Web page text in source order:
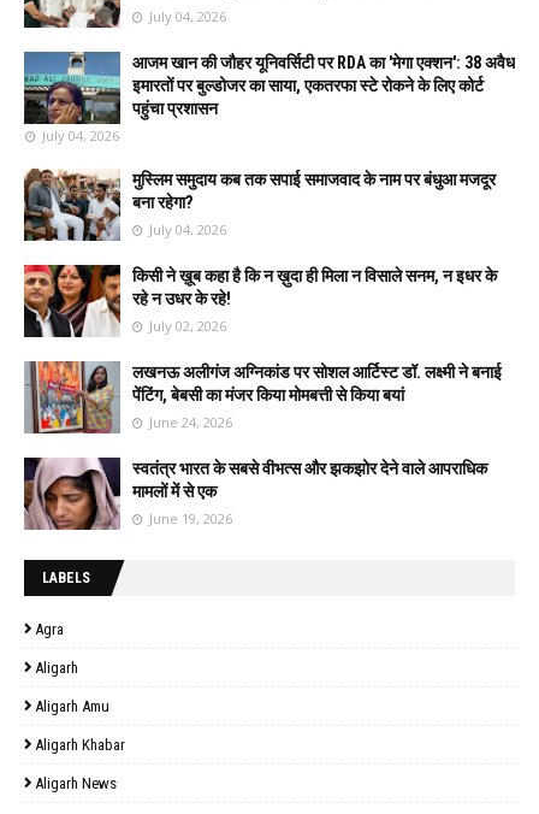
July 04, 2026
आजम खान की जौहर यूनिवर्सिटी पर RDA का 'मेगा एक्शन': 38 अवैध
इमारतों पर बुल्डोजर का साया, एकतरफा स्टे रोकने के लिए कोर्ट
पहुंचा प्रशासन
July 04, 2026
मुस्लिम समुदाय कब तक सपाई समाजवाद के नाम पर बंधुआ मजदूर
बना रहेगा?
July 04, 2026
किसी ने ख़ूब कहा है कि न ख़ुदा ही मिला न विसाले सनम, न इधर के
रहे न उधर के रहे!
July 02, 2026
लखनऊ अलीगंज अग्निकांड पर सोशल आर्टिस्ट डॉ. लक्ष्मी ने बनाई
पेंटिंग, बेबसी का मंजर किया मोमबत्ती से किया बयां
June 24, 2026
स्वतंत्र भारत के सबसे वीभत्स और झकझोर देने वाले आपराधिक
मामलों में से एक
June 19, 2026
LABELS
Agra
Aligarh
Aligarh Amu
Aligarh Khabar
Aligarh News